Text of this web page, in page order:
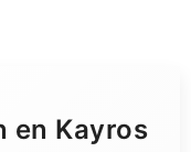
en Kayros